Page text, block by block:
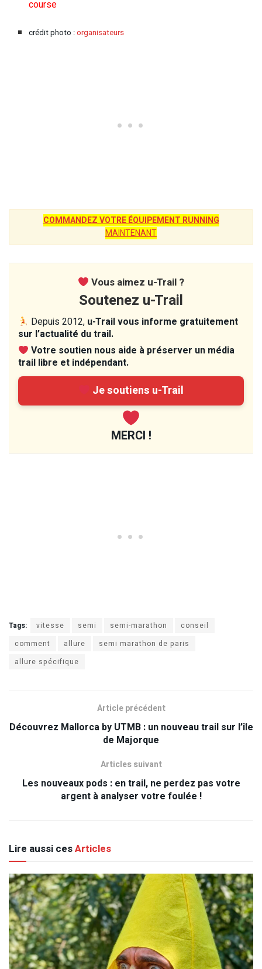
course
crédit photo :organisateurs
COMMANDEZ VOTRE ÉQUIPEMENT RUNNING
MAINTENANT
Vous aimez u-Trail ?
Soutenez u-Trail
Depuis 2012, u-Trail vous informe gratuitement
sur l’actualité du trail.
Votre soutien nous aide à préserver un média
trail libre et indépendant.
Je soutiens u-Trail
MERCI !
Tags: vitesse semi semi-marathon
conseil
comment
allure
semi marathon de paris
allure spécifique
Article précédent
Découvrez Mallorca by UTMB : un nouveau trail sur l’île
de Majorque
Articles suivant
Les nouveaux pods : en trail, ne perdez pas votre
argent à analyser votre foulée !
Lire aussi cesArticles